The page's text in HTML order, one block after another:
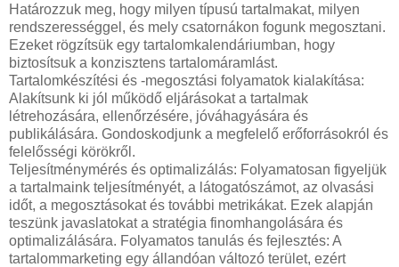
Határozzuk meg, hogy milyen típusú tartalmakat, milyen
rendszerességgel, és mely csatornákon fogunk megosztani.
Ezeket rögzítsük egy tartalomkalendáriumban, hogy
biztosítsuk a konzisztens tartalomáramlást.
Tartalomkészítési és -megosztási folyamatok kialakítása:
Alakítsunk ki jól működő eljárásokat a tartalmak
létrehozására, ellenőrzésére, jóváhagyására és
publikálására. Gondoskodjunk a megfelelő erőforrásokról és
felelősségi körökről.
Teljesítménymérés és optimalizálás: Folyamatosan figyeljük
a tartalmaink teljesítményét, a látogatószámot, az olvasási
időt, a megosztásokat és további metrikákat. Ezek alapján
teszünk javaslatokat a stratégia finomhangolására és
optimalizálására. Folyamatos tanulás és fejlesztés: A
tartalommarketing egy állandóan változó terület, ezért